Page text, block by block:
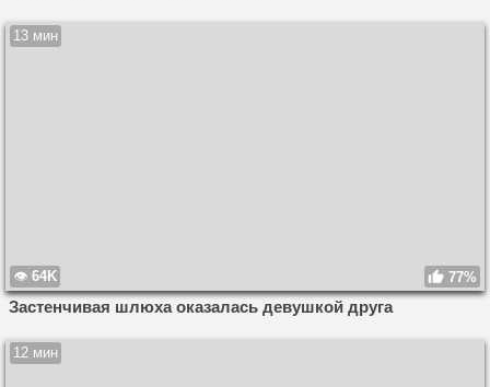
13 мин
64K 77%
Застенчивая шлюха оказалась девушкой друга
12 мин